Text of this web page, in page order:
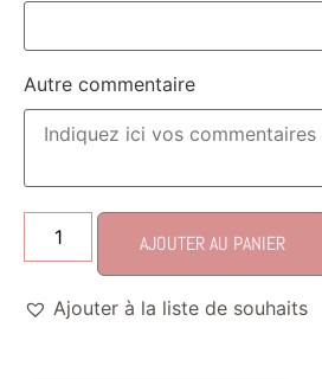
Autre commentaire
AJOUTER AU PANIER
Ajouter à la liste de souhaits